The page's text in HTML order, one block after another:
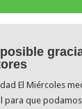
El Miércoles
para que